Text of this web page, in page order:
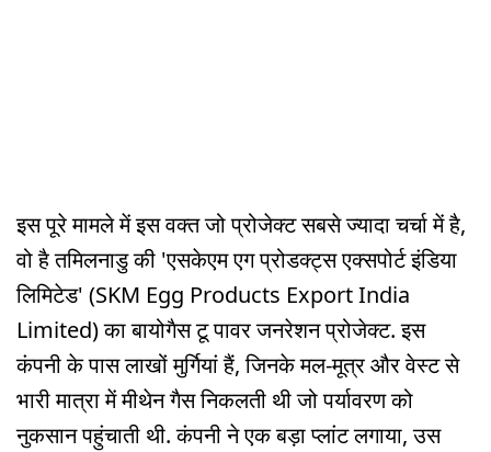
इस पूरे मामले में इस वक्त जो प्रोजेक्ट सबसे ज्यादा चर्चा में है,
वो है तमिलनाडु की 'एसकेएम एग प्रोडक्ट्स एक्सपोर्ट इंडिया
लिमिटेड' (SKM Egg Products Export India
Limited) का बायोगैस टू पावर जनरेशन प्रोजेक्ट. इस
कंपनी के पास लाखों मुर्गियां हैं, जिनके मल-मूत्र और वेस्ट से
भारी मात्रा में मीथेन गैस निकलती थी जो पर्यावरण को
नुकसान पहुंचाती थी. कंपनी ने एक बड़ा प्लांट लगाया, उस